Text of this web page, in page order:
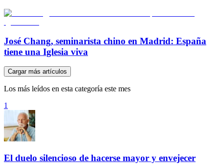
José Chang, seminarista chino en Madrid: España
tiene una Iglesia viva
Cargar más artículos
Los más leídos en esta categoría este mes
1
El duelo silencioso de hacerse mayor y envejecer